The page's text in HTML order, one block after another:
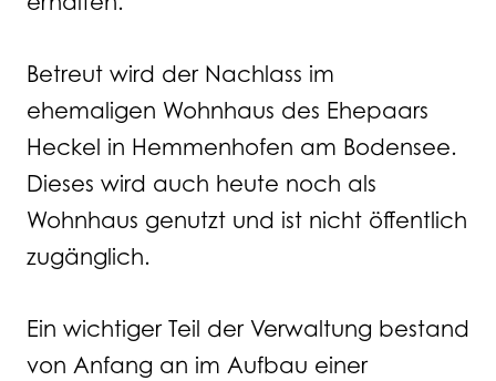
Betreut wird der Nachlass im
ehemaligen Wohnhaus des Ehepaars
Heckel in Hemmenhofen am Bodensee.
Dieses wird auch heute noch als
Wohnhaus genutzt und ist nicht öffentlich
zugänglich.
Ein wichtiger Teil der Verwaltung bestand
von Anfang an im Aufbau einer